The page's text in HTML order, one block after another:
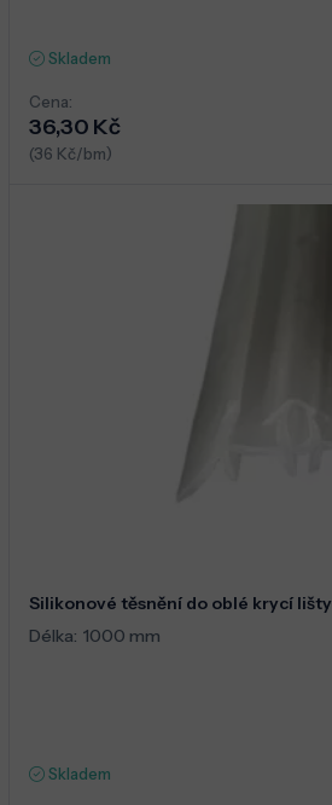
Skladem
Cena:
36,30 Kč
(36 Kč/bm)
Silikonové těsnění do oblé krycí lišty
Délka: 1000 mm
Skladem